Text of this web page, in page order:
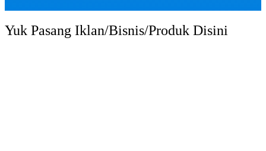
Yuk Pasang Iklan/Bisnis/Produk Disini